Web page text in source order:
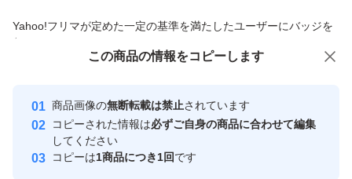
常温配送のため、配送日数がかかる地域、
トマトが凍る可能性がございます。
Yahoo!フリマが定めた一定の基準を満たしたユーザーにバッジを
付与しています
安心取引出品者
心・安全なユーザーです
取引実績
この商品の情報をコピーします
商品画像の無断転載は禁止されています
コピーされた情報は必ずご自身の商品に合わせて編集
してください
コピーは1商品につき1回です
この商品をみている人にオススメ